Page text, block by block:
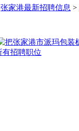
张家港最新招聘信息 >